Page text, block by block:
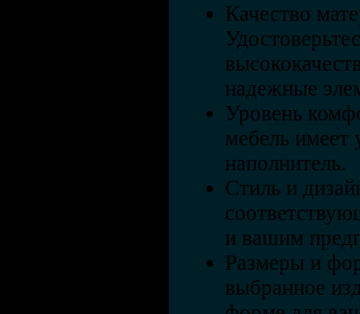
Качество
надежные
Уровень
мебель
наполнитель.
Стиль и
и вашим
Размеры и
выбранное